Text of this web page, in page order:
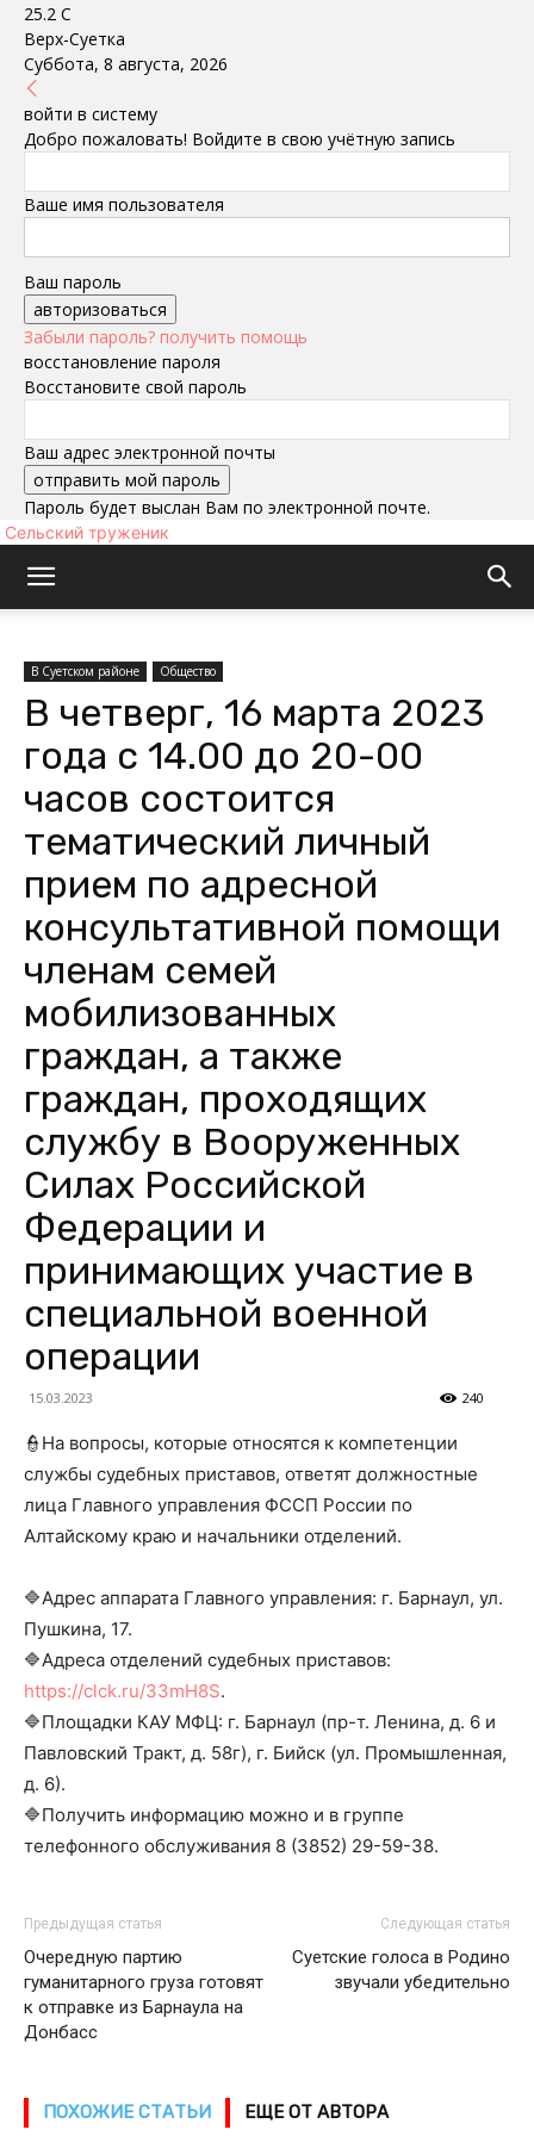
25.2 C
Верх-Суетка
Суббота, 8 августа, 2026
войти в систему
Добро пожаловать! Войдите в свою учётную запись
Ваше имя пользователя
Ваш пароль
Забыли пароль? получить помощь
восстановление пароля
Восстановите свой пароль
Ваш адрес электронной почты
Пароль будет выслан Вам по электронной почте.
Сельский труженик
В Суетском районе Общество
В четверг, 16 марта 2023
года с 14.00 до 20-00
часов состоится
тематический личный
прием по адресной
консультативной помощи
членам семей
мобилизованных
граждан, а также
граждан, проходящих
службу в Вооруженных
Силах Российской
Федерации и
принимающих участие в
специальной военной
операции
15.03.2023 240
👮На вопросы, которые относятся к компетенции
службы судебных приставов, ответят должностные
лица Главного управления ФССП России по
Алтайскому краю и начальники отделений.
🔷Адрес аппарата Главного управления: г. Барнаул, ул.
Пушкина, 17.
🔷Адреса отделений судебных приставов:
https://clck.ru/33mH8S.
🔷Площадки КАУ МФЦ: г. Барнаул (пр-т. Ленина, д. 6 и
Павловский Тракт, д. 58г), г. Бийск (ул. Промышленная,
д. 6).
🔷Получить информацию можно и в группе
телефонного обслуживания 8 (3852) 29-59-38.
Предыдущая статья
Очередную партию
гуманитарного груза готовят
к отправке из Барнаула на
Донбасс
Следующая статья
Суетские голоса в Родино
звучали убедительно
ПОХОЖИЕ СТАТЬИ ЕЩЕ ОТ АВТОРА